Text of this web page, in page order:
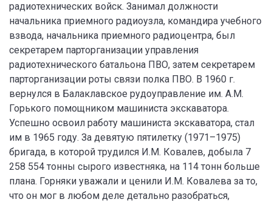
радиотехнических войск. Занимал должности
начальника приемного радиоузла, командира учебного
взвода, начальника приемного радиоцентра, был
секретарем парторганизации управления
радиотехнического батальона ПВО, затем секретарем
парторганизации роты связи полка ПВО. В 1960 г.
вернулся в Балаклавское рудоуправление им. А.М.
Горького помощником машиниста экскаватора.
Успешно освоил работу машиниста экскаватора, стал
им в 1965 году. За девятую пятилетку (1971–1975)
бригада, в которой трудился И.М. Ковалев, добыла 7
258 554 тонны сырого известняка, на 114 тонн больше
плана. Горняки уважали и ценили И.М. Ковалева за то,
что он мог в любом деле детально разобраться,